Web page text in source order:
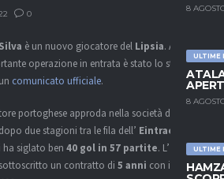
8
ULTIME
8
ULTIME
0
è un nuovo giocatore del Lipsia. Ad
operazione in entrata è stato lo stesso
comunicato ufficiale.
portoghese approda nella società di
due stagioni tra le fila dell’ Eintracht
ha siglato ben 40 gol in 57 partite. L’ ex
un contratto di 5 anni con il